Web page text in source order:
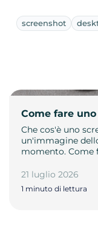
screenshot
Come fare
Che cos'è uno
un'immagine
momento. Come
21 luglio 2026
1 minuto di lettura